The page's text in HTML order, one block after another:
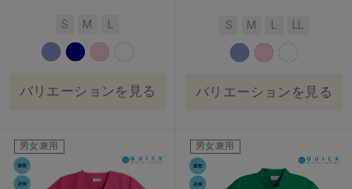
S M
バリエーションを見る
S M
バリエーションを見る
男女兼用 男女兼用